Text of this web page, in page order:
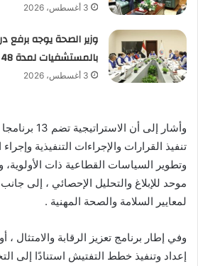
3 أغسطس، 2026
وزير الصحة يوجه برفع
بالمستشفيات لمدة 48 ساعة بعد الهزة الأرضية
3 أغسطس، 2026
وأشار إلى أن
تنفيذ القرارات والإجراءات التنفيذية
وتطوير السياسات القطاعية ذات الأولوية،
موحد للإبلاغ والتحليل الإحصائي ، إلى جانب
لمعايير السلامة والصحة المهنية .
وفي إطار برنامج تعزيز الرقابة والامتثال
إعداد وتنفيذ خطط التفتيش استنادًا إلى